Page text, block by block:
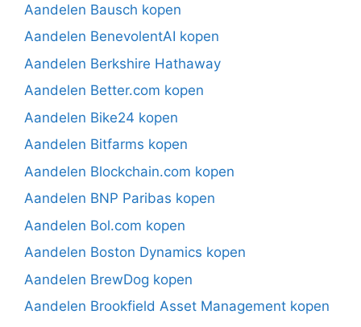
Aandelen Bausch kopen
Aandelen BenevolentAI kopen
Aandelen Berkshire Hathaway
Aandelen Better.com kopen
Aandelen Bike24 kopen
Aandelen Bitfarms kopen
Aandelen Blockchain.com kopen
Aandelen BNP Paribas kopen
Aandelen Bol.com kopen
Aandelen Boston Dynamics kopen
Aandelen BrewDog kopen
Aandelen Brookfield Asset Management kopen